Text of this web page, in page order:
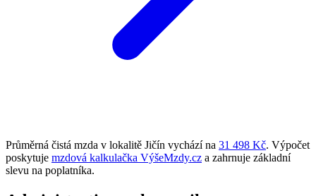
Průměrná čistá mzda v lokalitě Jičín vychází na 31 498 Kč. Výpočet
poskytuje mzdová kalkulačka VýšeMzdy.cz a zahrnuje základní
slevu na poplatníka.